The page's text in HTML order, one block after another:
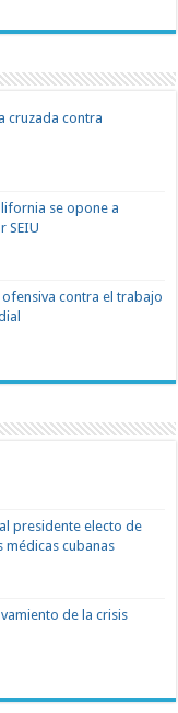
cruzada contra
se opone a
SEIU
contra el trabajo
presidente electo de
médicas cubanas
de la crisis